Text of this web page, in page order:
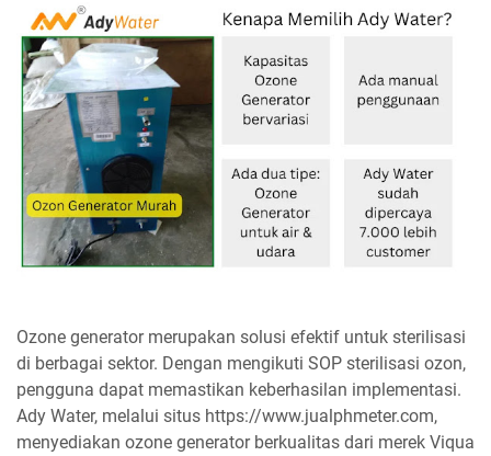
Ozone generator merupakan solusi efektif untuk sterilisasi
di berbagai sektor. Dengan mengikuti SOP sterilisasi ozon,
pengguna dapat memastikan keberhasilan implementasi.
Ady Water, melalui situs https://www.jualphmeter.com,
menyediakan ozone generator berkualitas dari merek Viqua